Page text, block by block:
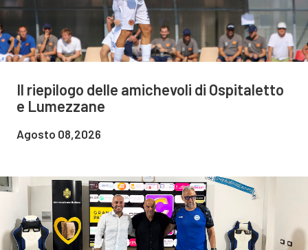
Il riepilogo delle amichevoli di Ospitaletto
e Lumezzane
Agosto 08,2026